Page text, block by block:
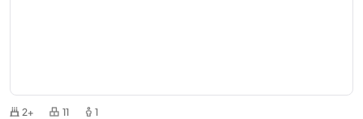
2+ 11 1